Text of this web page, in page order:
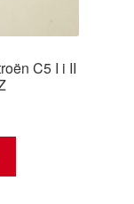
C5 I i II